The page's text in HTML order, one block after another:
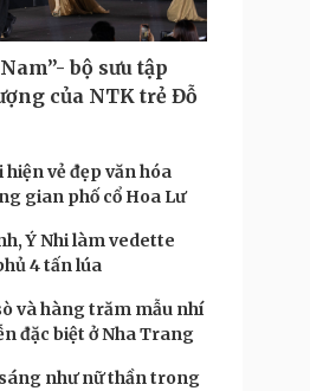
bộ sưu tập
của NTK trẻ Đỗ
hiện vẻ đẹp văn hóa
gian phố cổ Hoa Lư
Ý Nhi làm vedette
4 tấn lúa
và hàng trăm mẫu nhí
đặc biệt ở Nha Trang
như nữ thần trong